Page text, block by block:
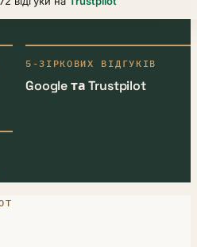
5-ЗІРКОВИХ ВІДГУКІВ
Google та Trustpilot